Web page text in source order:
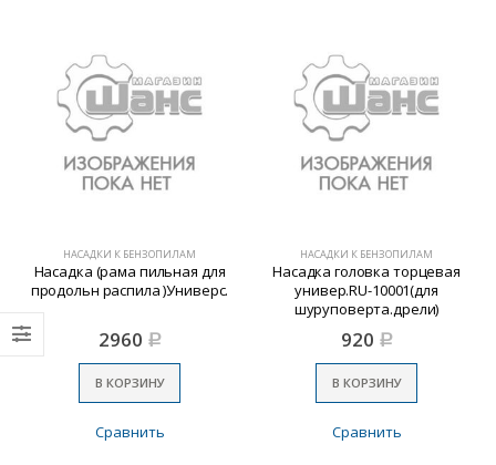
НАСАДКИ К БЕНЗОПИЛАМ
Насадка (рама пильная для
продольн распила )Универс.
2960 Р
В КОРЗИНУ
Сравнить
НАСАДКИ К БЕНЗОПИЛАМ
Насадка головка торцевая
универ.RU-10001(для
шуруповерта.дрели)
920 Р
В КОРЗИНУ
Сравнить